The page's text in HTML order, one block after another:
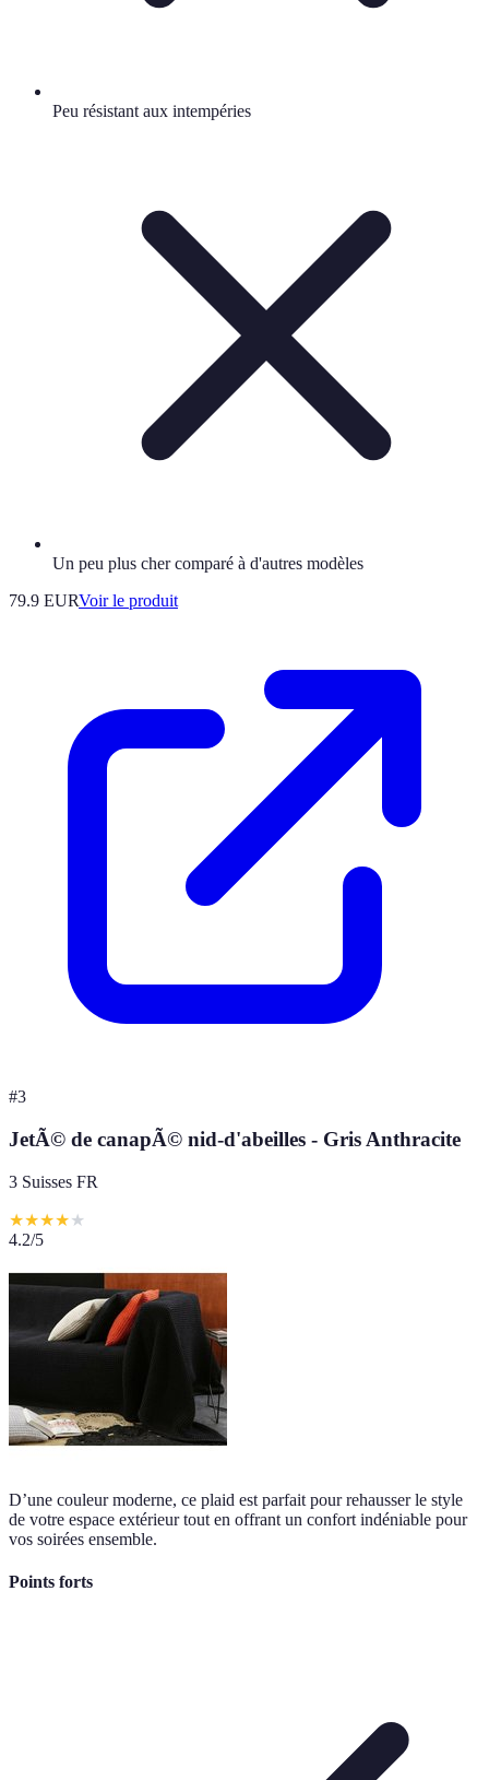
Peu résistant aux intempéries
Un peu plus cher comparé à d'autres modèles
79.9 EURVoir le produit
#3
JetÃ© de canapÃ© nid-d'abeilles - Gris Anthracite
3 Suisses FR
★★★★★
4.2/5
D’une couleur moderne, ce plaid est parfait pour rehausser le style
de votre espace extérieur tout en offrant un confort indéniable pour
vos soirées ensemble.
Points forts